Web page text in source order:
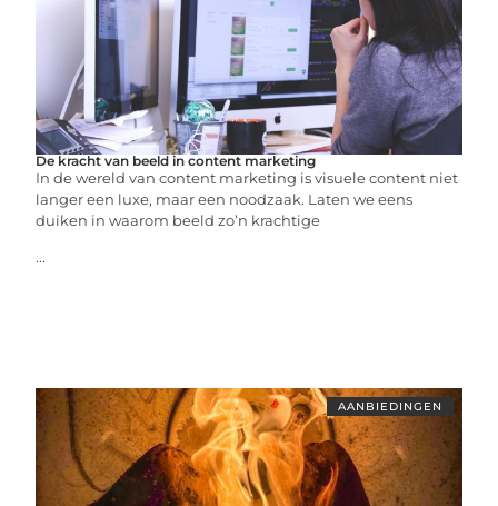
De kracht van beeld in content marketing
In de wereld van content marketing is visuele content niet
langer een luxe, maar een noodzaak. Laten we eens
duiken in waarom beeld zo’n krachtige
...
AANBIEDINGEN